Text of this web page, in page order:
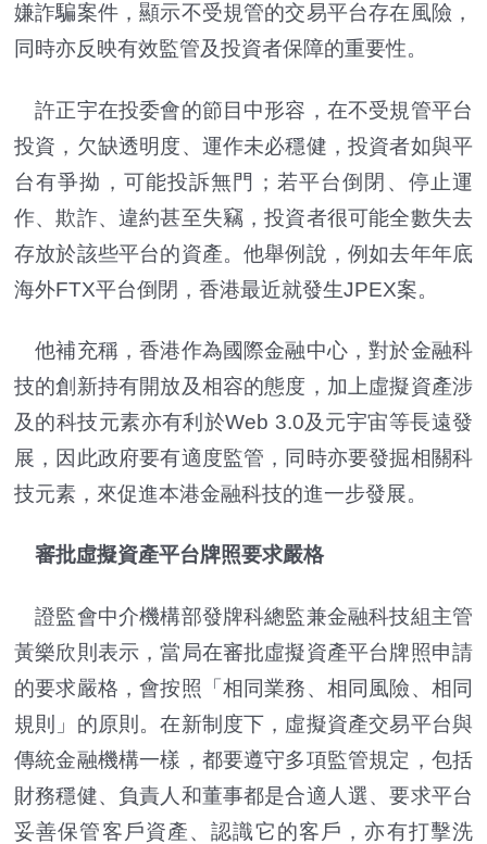
嫌詐騙案件，顯示不受規管的交易平台存在風險，
同時亦反映有效監管及投資者保障的重要性。
許正宇在投委會的節目中形容，在不受規管平台
投資，欠缺透明度、運作未必穩健，投資者如與平
台有爭拗，可能投訴無門；若平台倒閉、停止運
作、欺詐、違約甚至失竊，投資者很可能全數失去
存放於該些平台的資產。他舉例說，例如去年年底
海外FTX平台倒閉，香港最近就發生JPEX案。
他補充稱，香港作為國際金融中心，對於金融科
技的創新持有開放及相容的態度，加上虛擬資產涉
及的科技元素亦有利於Web 3.0及元宇宙等長遠發
展，因此政府要有適度監管，同時亦要發掘相關科
技元素，來促進本港金融科技的進一步發展。
審批虛擬資產平台牌照要求嚴格
證監會中介機構部發牌科總監兼金融科技組主管
黃樂欣則表示，當局在審批虛擬資產平台牌照申請
的要求嚴格，會按照「相同業務、相同風險、相同
規則」的原則。在新制度下，虛擬資產交易平台與
傳統金融機構一樣，都要遵守多項監管規定，包括
財務穩健、負責人和董事都是合適人選、要求平台
妥善保管客戶資產、認識它的客戶，亦有打擊洗